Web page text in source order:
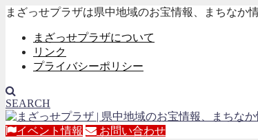
まざっせプラザは県中地域のお宝情報、まちなか
まざっせプラザについて
リンク
プライバシーポリシー
SEARCH
イベント情報 お問い合わせ